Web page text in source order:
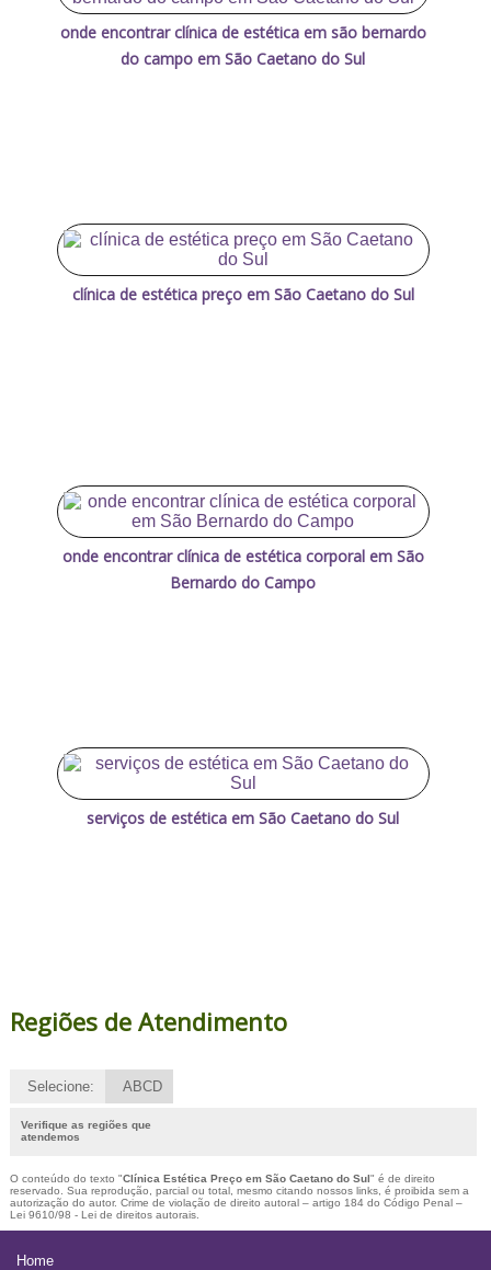
onde encontrar clínica de estética em são bernardo
do campo em São Caetano do Sul
clínica de estética preço em São Caetano do Sul
onde encontrar clínica de estética corporal em São
Bernardo do Campo
serviços de estética em São Caetano do Sul
Regiões de Atendimento
Selecione: ABCD
Verifique as regiões que
atendemos
O conteúdo do texto "Clínica Estética Preço em São Caetano do Sul" é de direito
reservado. Sua reprodução, parcial ou total, mesmo citando nossos links, é proibida sem a
autorização do autor. Crime de violação de direito autoral – artigo 184 do Código Penal –
Lei 9610/98 - Lei de direitos autorais.
Home